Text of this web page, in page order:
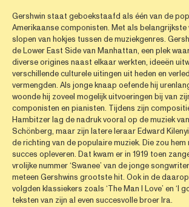
Gershwin staat geboekstaafd als één van de
Amerikaanse componisten. Met als belangrijkste
slopen van hokjes tussen de muziekgenres.
de Lower East Side van Manhattan, een plek
diverse origines naast elkaar werkten, ideeën
verschillende culturele uitingen uit heden en
vermengden. Als jonge knaap oefende hij
woonde hij zoveel mogelijk uitvoeringen bij van
componisten en pianisten. Tijdens zijn
Hambitzer lag de nadruk vooral op de muziek
Schönberg, maar zijn latere leraar Edward
de richting van de populaire muziek. Die zou hem
succes opleveren. Dat kwam er in 1919 toen
vrolijke nummer ‘Swanee’ van de jonge
meteen Gershwins grootste hit. Ook in de
volgden klassiekers zoals ‘The Man I Love’ en ‘I
teksten van zijn al even succesvolle broer Ira.